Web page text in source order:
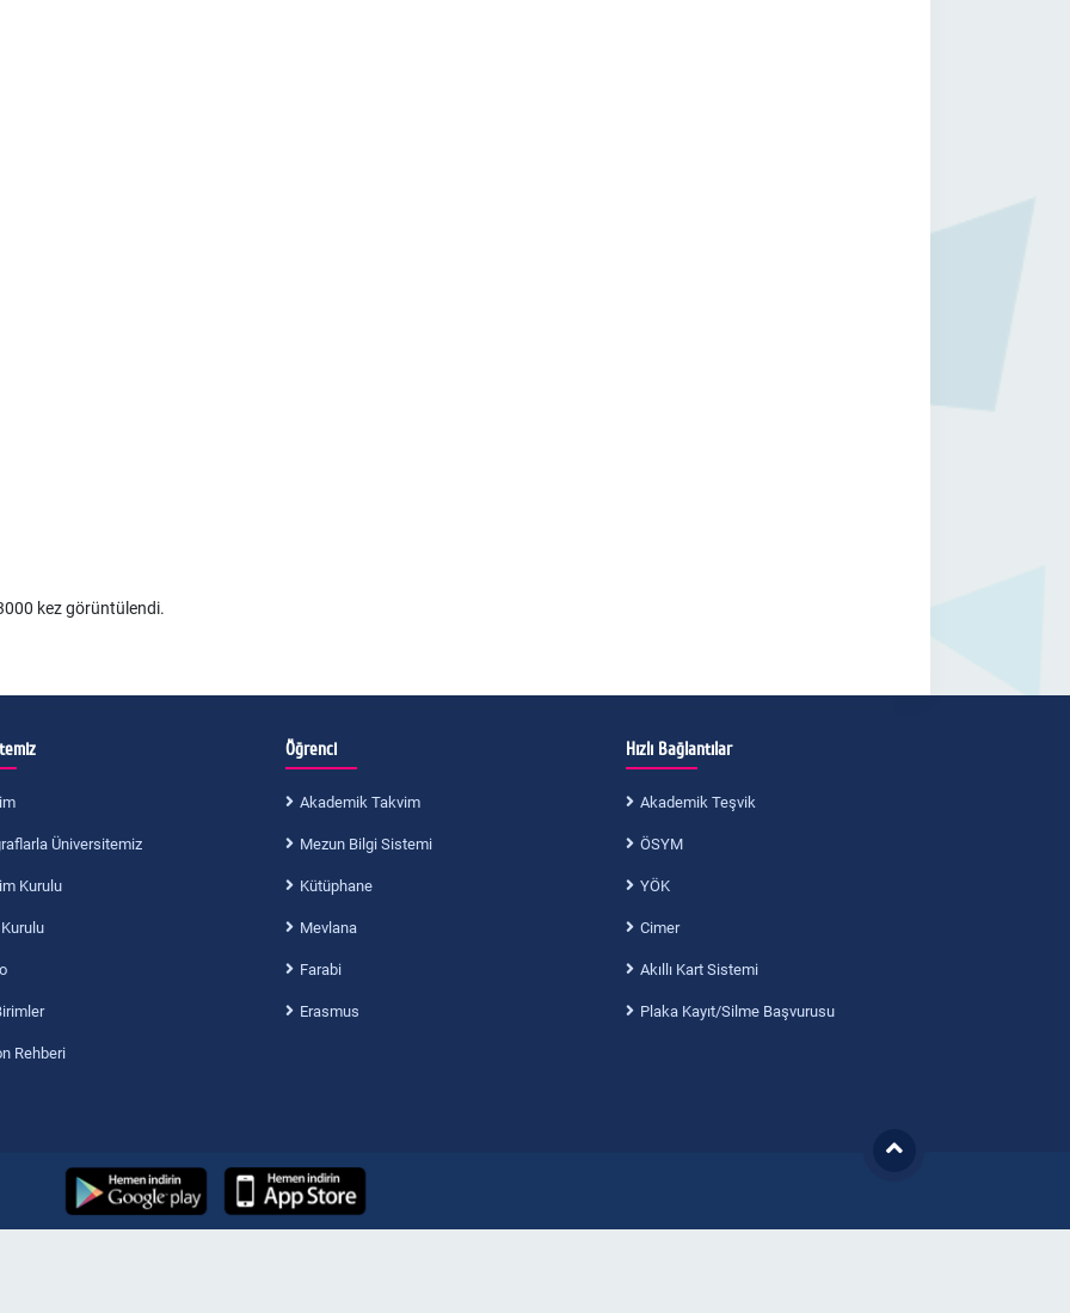
kez görüntülendi.
Üniversitemiz
Kurulu
Rehberi
Öğrenci
Akademik Takvim
Mezun Bilgi Sistemi
Kütüphane
Mevlana
Farabi
Erasmus
Hızlı Bağlantılar
Akademik Teşvik
ÖSYM
YÖK
Cimer
Akıllı Kart Sistemi
Plaka Kayıt/Silme Başvurusu